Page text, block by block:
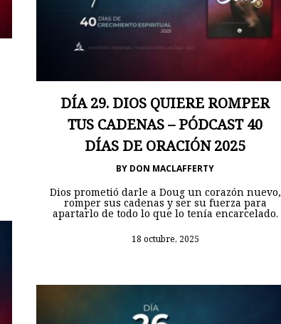
DÍA 29. DIOS QUIERE ROMPER
TUS CADENAS – PÓDCAST 40
DÍAS DE ORACIÓN 2025
BY DON MACLAFFERTY
Dios prometió darle a Doug un corazón nuevo,
romper sus cadenas y ser su fuerza para
apartarlo de todo lo que lo tenía encarcelado.
18 octubre, 2025